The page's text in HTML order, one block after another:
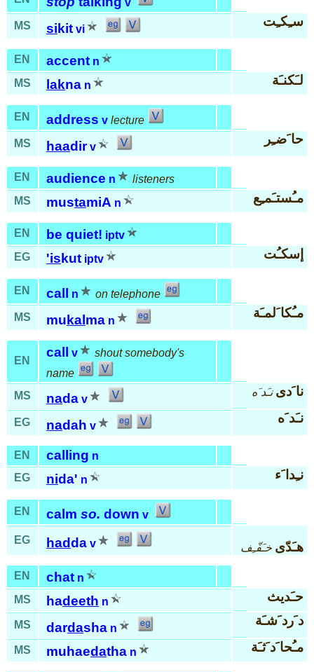
v
MS
si kit vi
سـِكـِت
EN accent n
MS
lakna n لـَكنـَة
EN address v lecture
MS
haadir v
حا َضـِر
EN audience n
listeners
MS
mustamiA n مـُستـَمـِع
EN be quiet! iptv
EG
'is kut iptv إسكـُت
EN call n
on telephone
MS
mu kal ma n
مـُكا َلمـَة
EN
call v
shout somebody's
name
MS
nada v
نا َدى نـَد َه
EG nadah v
نـَد َه
EN calling n
EG
nida' n نـِدا َء
EN calm so. down v
EG hadda v هـَدّى خـَفّـِف
EN chat n
MS
hadeeth n حـَديث
MS dardasha n
د َرد َشـَة
MS muhaedatha n مـُحا َد َثـَة